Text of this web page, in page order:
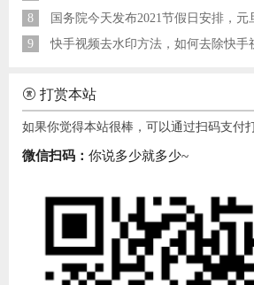
8
9
快手视频去水印方法，如何去除快手
打赏本站
如果你觉得本站很棒，可以通过扫码支付
微信扫码： 你说多少就多少~